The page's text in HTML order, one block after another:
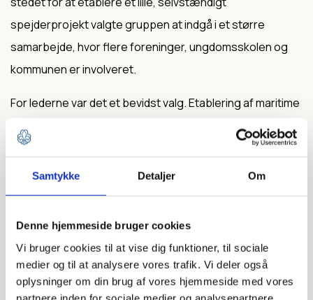
Samtykke Detaljer Om
Denne hjemmeside bruger cookies
Vi bruger cookies til at vise dig funktioner, til sociale
medier og til at analysere vores trafik. Vi deler også
oplysninger om din brug af vores hjemmeside med vores
spejderprojekt valgte gruppen at indgå i et større
samarbejde, hvor flere foreninger, ungdomsskolen og
kommunen er involveret.
For lederne var det et bevidst valg. Etablering af maritime
anlæg kræver omfattende tilladelser og administration -
opgaver, der er svære at løfte i en frivillig spejdergruppe
og ikke giver mening at placere hos spejderne.
hurtigt interessen. Det, der engagerer dem, er de
konkrete opgaver, hvor de kan se, hvad de gør,” siger
Simon.